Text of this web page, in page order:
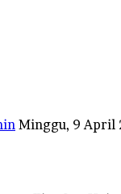
Minggu, 9 April